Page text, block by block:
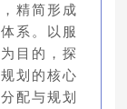
精简形成
系。以服
目的，探
划的核心
配与规划